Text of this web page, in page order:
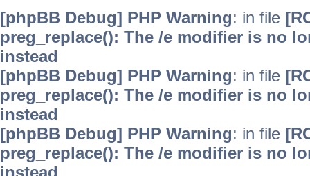
[phpBB Debug] PHP Warning: in file
preg_replace(): The /e modifier is no
instead
[phpBB Debug] PHP Warning: in file
preg_replace(): The /e modifier is no
instead
[phpBB Debug] PHP Warning: in file
preg_replace(): The /e modifier is no
instead